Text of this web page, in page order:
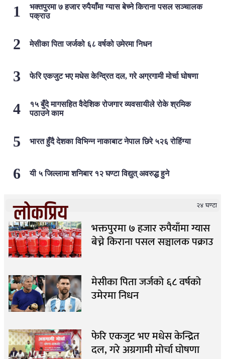
भक्तपुरमा ७ हजार रुपैयाँमा ग्यास बेच्ने किराना पसल सञ्चालक
पक्राउ
मेसीका पिता जर्जको ६८ वर्षको उमेरमा निधन
फेरि एकजुट भए मधेस केन्द्रित दल, गरे अग्रगामी मोर्चा घोषणा
१५ बुँदे मागसहित वैदेशिक रोजगार व्यवसायीले रोके श्रमिक
पठाउने काम
भारत हुँदै देशका विभिन्न नाकाबाट नेपाल छिरे ५२६ रोहिंग्या
यी ५ जिल्लामा शनिबार १२ घण्टा विद्युत् अवरुद्ध हुने
लोकप्रिय २४ घण्टा
भक्तपुरमा ७ हजार रुपैयाँमा ग्यास
बेच्ने किराना पसल सञ्चालक पक्राउ
मेसीका पिता जर्जको ६८ वर्षको
उमेरमा निधन
फेरि एकजुट भए मधेस केन्द्रित
दल, गरे अग्रगामी मोर्चा घोषणा